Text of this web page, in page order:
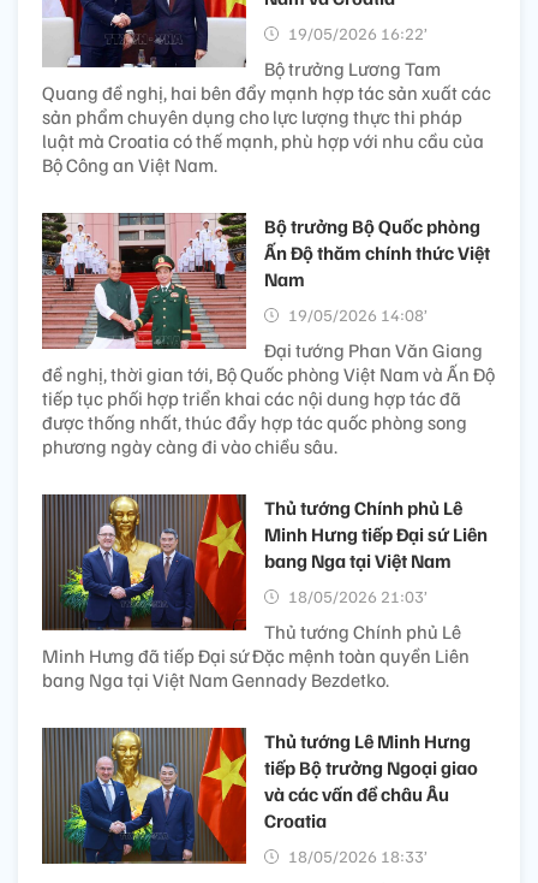
19/05/2026 16:22’
Bộ trưởng Lương Tam
Quang đề nghị, hai bên đẩy mạnh hợp tác sản xuất các
sản phẩm chuyên dụng cho lực lượng thực thi pháp
luật mà Croatia có thế mạnh, phù hợp với nhu cầu của
Bộ Công an Việt Nam.
Bộ trưởng Bộ Quốc phòng
Ấn Độ thăm chính thức Việt
Nam
19/05/2026 14:08’
Đại tướng Phan Văn Giang
đề nghị, thời gian tới, Bộ Quốc phòng Việt Nam và Ấn Độ
tiếp tục phối hợp triển khai các nội dung hợp tác đã
được thống nhất, thúc đẩy hợp tác quốc phòng song
phương ngày càng đi vào chiều sâu.
Thủ tướng Chính phủ Lê
Minh Hưng tiếp Đại sứ Liên
bang Nga tại Việt Nam
18/05/2026 21:03’
Thủ tướng Chính phủ Lê
Minh Hưng đã tiếp Đại sứ Đặc mệnh toàn quyền Liên
bang Nga tại Việt Nam Gennady Bezdetko.
Thủ tướng Lê Minh Hưng
tiếp Bộ trưởng Ngoại giao
và các vấn đề châu Âu
Croatia
18/05/2026 18:33’